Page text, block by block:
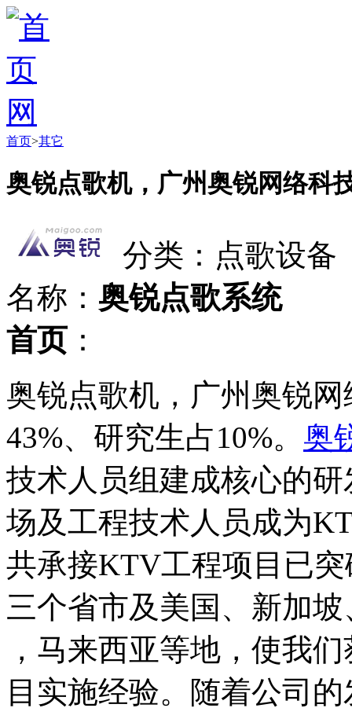
首页>其它
奥锐点歌机，广州奥锐网络科
分类：点歌设备
名称： 奥锐点歌系统
首页 ：
奥锐点歌机，广州奥锐
43%、研究生占10%。 奥
技术人员组建成核心的
场及工程技术人员成为
共承接KTV工程项目已
三个省市及美国、新加
，马来西亚等地，使我
目实施经验。随着公司